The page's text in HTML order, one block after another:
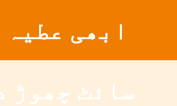
ابھی
سائٹ چھوڑ